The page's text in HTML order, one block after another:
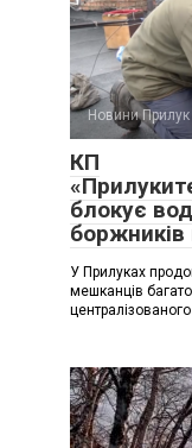
Новини Прилук
КП
блокує
боржників
У Прилуках
мешканців